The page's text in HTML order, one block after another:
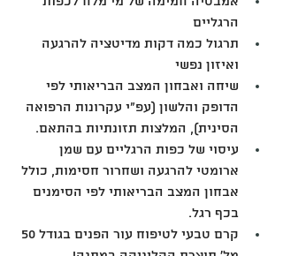
הרגליים
תרגול כמה דקות מדיטציה להרגעה
ואיזון נפשי
שיחה ואבחון המצב הבריאותי לפי
הדופק והלשון (עפ"י עקרונות הרפואה
הסינית), המלצות תזונתיות בהתאם.
עיסוי של כפות הרגליים עם שמן
ארומטי להרגעה ושחרור חסימות, כולל
אבחון המצב הבריאותי לפי הסימנים
בכף רגל.